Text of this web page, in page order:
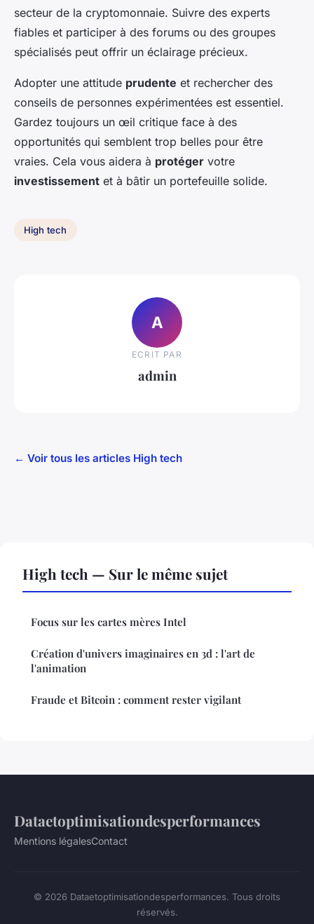
secteur de la cryptomonnaie. Suivre des experts
fiables et participer à des forums ou des groupes
spécialisés peut offrir un éclairage précieux.
Adopter une attitude prudente et rechercher des
conseils de personnes expérimentées est essentiel.
Gardez toujours un œil critique face à des
opportunités qui semblent trop belles pour être
vraies. Cela vous aidera à protéger votre
investissement et à bâtir un portefeuille solide.
High tech
A
ECRIT PAR
admin
← Voir tous les articles High tech
High tech — Sur le même sujet
Focus sur les cartes mères Intel
Création d'univers imaginaires en 3d : l'art de
l'animation
Fraude et Bitcoin : comment rester vigilant
Dataetoptimisationdesperformances
Mentions légalesContact
© 2026 Dataetoptimisationdesperformances. Tous droits
réservés.